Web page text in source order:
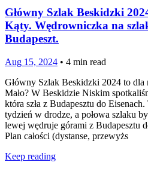
Główny Szlak Beskidzki
Kąty. Wędrowniczka na
Budapeszt.
Aug 15, 2024 • 4 min read
Główny Szlak Beskidzki 2024 to
Mało? W Beskidzie Niskim
która szła z Budapesztu do
tydzień w drodze, a połowa szlaku
lewej wędruje górami z Budapesztu
Plan całości (dystanse, przewyżs
Keep reading